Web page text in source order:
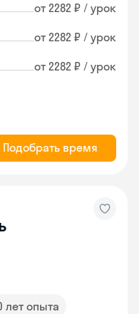
от 2282 ₽ / урок
от 2282 ₽ / урок
от 2282 ₽ / урок
Подобрать время
лет опыта